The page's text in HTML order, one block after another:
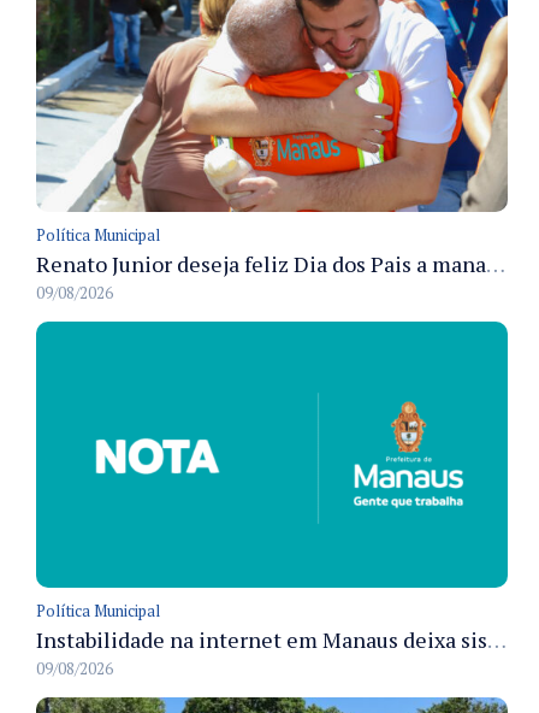
Política Municipal
Renato Junior deseja feliz Dia dos Pais a manauaras e detalha preparo dos cemitérios municipais
09/08/2026
Política Municipal
Instabilidade na internet em Manaus deixa sistemas de atendimento municipal temporariamente indisponíveis
09/08/2026